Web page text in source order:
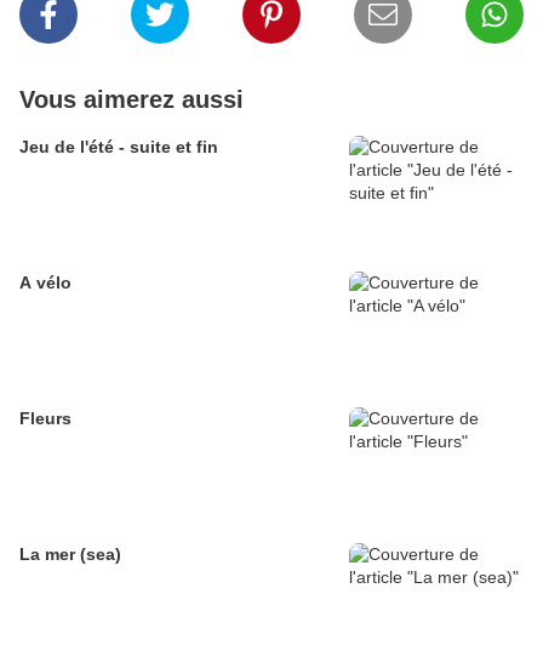
Vous aimerez aussi
Jeu de l'été - suite et fin
A vélo
Fleurs
La mer (sea)